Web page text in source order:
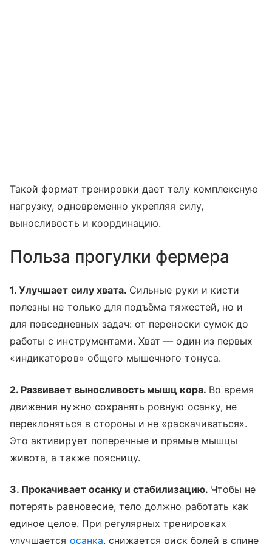
Такой формат тренировки дает телу комплексную
нагрузку, одновременно укрепляя силу,
выносливость и координацию.
Польза прогулки фермера
1. Улучшает силу хвата. Сильные руки и кисти
полезны не только для подъёма тяжестей, но и
для повседневных задач: от переноски сумок до
работы с инструментами. Хват — один из первых
«индикаторов» общего мышечного тонуса.
2. Развивает выносливость мышц кора. Во время
движения нужно сохранять ровную осанку, не
переклоняться в стороны и не «раскачиваться».
Это активирует поперечные и прямые мышцы
живота, а также поясницу.
3. Прокачивает осанку и стабилизацию. Чтобы не
потерять равновесие, тело должно работать как
единое целое. При регулярных тренировках
улучшается осанка, снижается риск болей в спине